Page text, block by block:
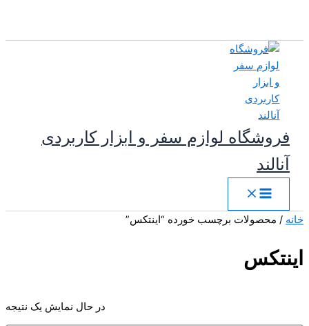
فروشگاه لوازم سفر و ابزار کاربردی
آنالند
خانه / محصولات برچسب خورده “اینتکس”
اینتکس
در حال نمایش یک نتیجه